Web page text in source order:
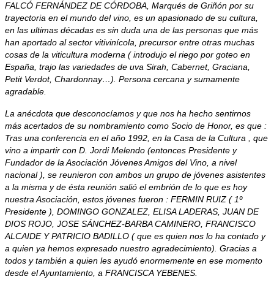
FALCÓ FERNÁNDEZ DE CÓRDOBA, Marqués de Griñón por su
trayectoria en el mundo del vino, es un apasionado de su cultura,
en las ultimas décadas es sin duda una de las personas que más
han aportado al sector vitivinícola, precursor entre otras muchas
cosas de la viticultura moderna ( introdujo el riego por goteo en
España, trajo las variedades de uva Sirah, Cabernet, Graciana,
Petit Verdot, Chardonnay…). Persona cercana y sumamente
agradable.
La anécdota que desconocíamos y que nos ha hecho sentirnos
más acertados de su nombramiento como Socio de Honor, es que :
Tras una conferencia en el año 1992, en la Casa de la Cultura , que
vino a impartir con D. Jordi Melendo (entonces Presidente y
Fundador de la Asociación Jóvenes Amigos del Vino, a nivel
nacional ), se reunieron con ambos un grupo de jóvenes asistentes
a la misma y de ésta reunión salió el embrión de lo que es hoy
nuestra Asociación, estos jóvenes fueron : FERMIN RUIZ ( 1º
Presidente ), DOMINGO GONZALEZ, ELISA LADERAS, JUAN DE
DIOS ROJO, JOSE SÁNCHEZ-BARBA CAMINERO, FRANCISCO
ALCAIDE Y PATRICIO BADILLO ( que es quien nos lo ha contado y
a quien ya hemos expresado nuestro agradecimiento). Gracias a
todos y también a quien les ayudó enormemente en ese momento
desde el Ayuntamiento, a FRANCISCA YEBENES.